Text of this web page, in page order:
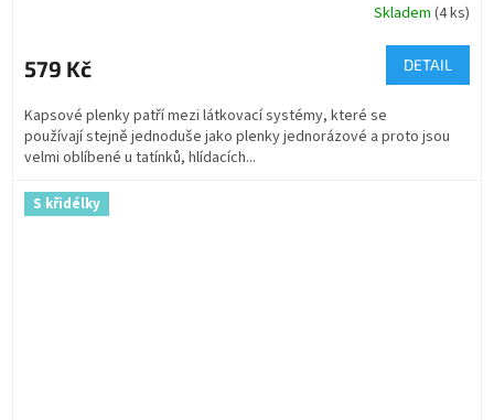
Skladem (4 ks)
579 Kč DETAIL
Kapsové plenky patří mezi látkovací systémy, které se
používají stejně jednoduše jako plenky jednorázové a proto jsou
velmi oblíbené u tatínků, hlídacích...
S křidélky